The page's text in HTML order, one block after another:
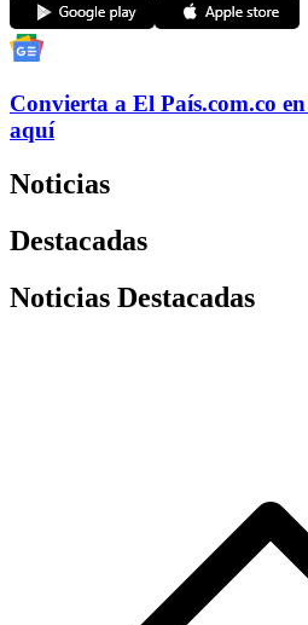
Convierta a El País.com.co
aquí
Noticias
Destacadas
Noticias Destacadas